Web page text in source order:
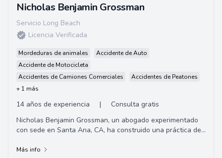
Nicholas Benjamin Grossman
Servicio Long Beach
Licencia Verificada
Mordeduras de animales
Accidente de Auto
Accidente de Motocicleta
Accidentes de Camiones Comerciales
Accidentes de Peatones
+ 1 más
14 años de experiencia |
Consulta gratis
Nicholas Benjamin Grossman, un abogado experimentado
con sede en Santa Ana, CA, ha construido una práctica de
Más info